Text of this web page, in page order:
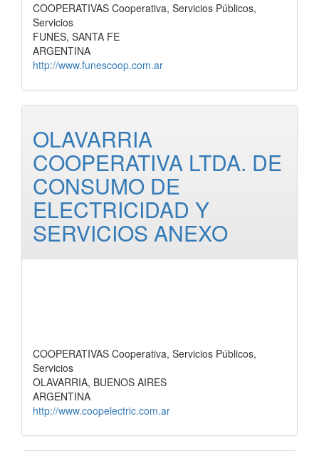
COOPERATIVAS Cooperativa, Servicios Públicos,
Servicios
FUNES, SANTA FE
ARGENTINA
http://www.funescoop.com.ar
OLAVARRIA
COOPERATIVA LTDA. DE
CONSUMO DE
ELECTRICIDAD Y
SERVICIOS ANEXO
COOPERATIVAS Cooperativa, Servicios Públicos,
Servicios
OLAVARRIA, BUENOS AIRES
ARGENTINA
http://www.coopelectric.com.ar